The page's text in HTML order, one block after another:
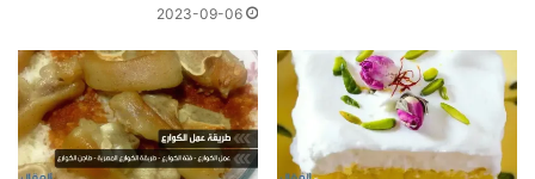
2023-09-06